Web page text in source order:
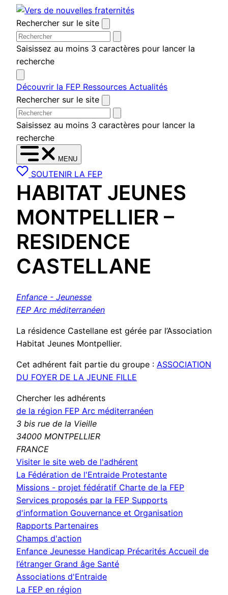
Aller
au
contenu
Rechercher sur le site
Saisissez au moins 3 caractères pour lancer la
recherche
Découvrir la FEP Ressources Actualités
Rechercher sur le site
Saisissez au moins 3 caractères pour lancer la
recherche
MENU
SOUTENIR LA FEP
HABITAT JEUNES
MONTPELLIER –
RESIDENCE
CASTELLANE
Enfance - Jeunesse
FEP Arc méditerranéen
La résidence Castellane est gérée par l’Association
Habitat Jeunes Montpellier.
Cet adhérent fait partie du groupe : ASSOCIATION
DU FOYER DE LA JEUNE FILLE
Chercher les adhérents
de la région FEP Arc méditerranéen
3 bis rue de la Vieille
34000 MONTPELLIER
FRANCE
Visiter le site web de l'adhérent
fenêtre)
La Fédération de l'Entraide Protestante
Missions - projet fédératif Charte de la FEP
Services proposés par la FEP Supports
d'information Gouvernance et Organisation
Rapports Partenaires
Champs d'action
Enfance Jeunesse Handicap Précarités Accueil de
l’étranger Grand âge Santé
Associations d'Entraide
La FEP en région